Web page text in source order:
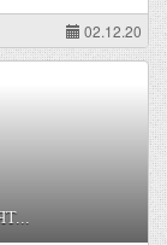
02.12.20